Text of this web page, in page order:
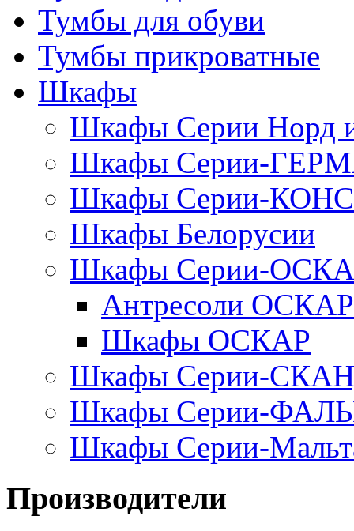
Тумбы для обуви
Тумбы прикроватные
Шкафы
Шкафы Серии
Шкафы Серии-
Шкафы Серии-
Шкафы Белорусии
Шкафы Серии-
Антресоли ОСКАР
Шкафы ОСКАР
Шкафы Серии-
Шкафы Серии-
Шкафы Серии-
Производители